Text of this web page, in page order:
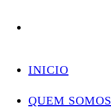
Skip
INICIO
QUEM SOMOS